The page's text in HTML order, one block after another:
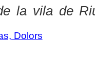
la vila de
Dolors